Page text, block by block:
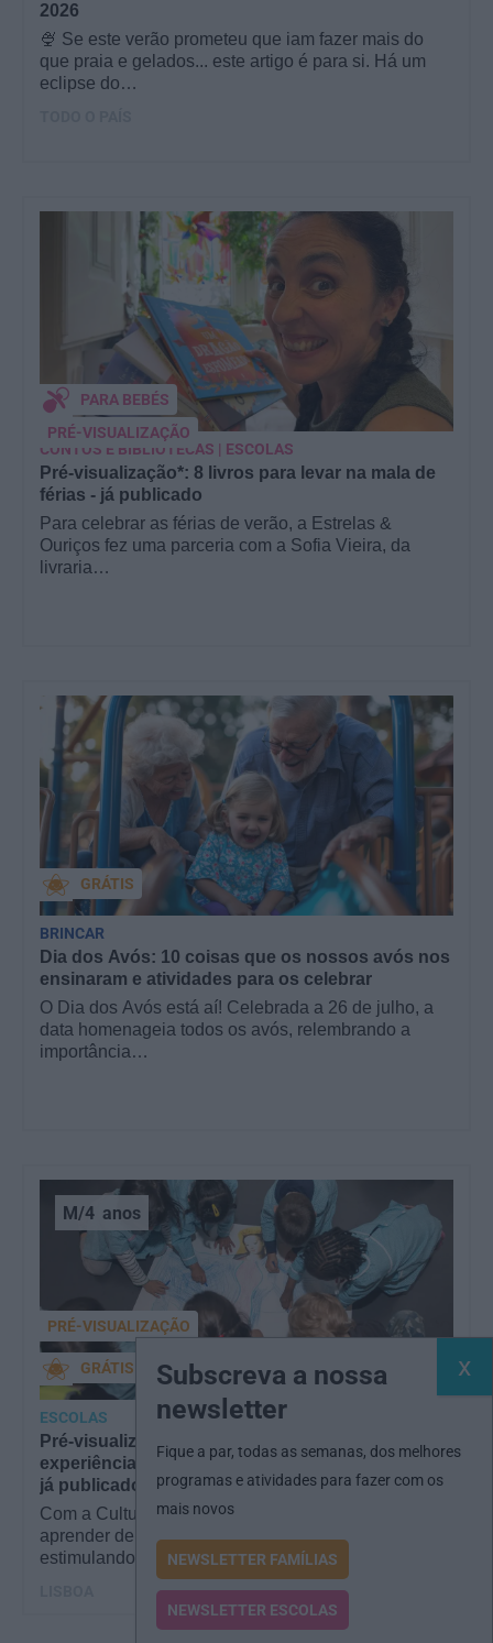
2026
🍨 Se este verão prometeu que iam fazer mais do
que praia e gelados... este artigo é para si. Há um
eclipse do…
Pré-visualização*: 8 livros para levar na mala de
férias - já publicado
Para celebrar as férias de verão, a Estrelas &
Ouriços fez uma parceria com a Sofia Vieira, da
livraria…
PARA BEBÉS
PRÉ-VISUALIZAÇÃO
CONTOS E BIBLIOTECAS | ESCOLAS
Dia dos Avós: 10 coisas que os nossos avós nos
ensinaram e atividades para os celebrar
O Dia dos Avós está aí! Celebrada a 26 de julho, a
data homenageia todos os avós, relembrando a
importância…
GRÁTIS
BRINCAR
Pré-visualização*: Cultura Santa Casa:
experiências educativas gratuitas para escolas -
já publicado
Com a Cultura Santa Casa, a palavra de ordem é
aprender de forma diversificada e criativa,
estimulando o…
M/4 anos
GRÁTIS
PRÉ-VISUALIZAÇÃO
ESCOLAS
Subscreva a nossa
newsletter
Fique a par, todas as semanas, dos melhores
programas e atividades para fazer com os
mais novos
NEWSLETTER FAMÍLIAS
NEWSLETTER ESCOLAS